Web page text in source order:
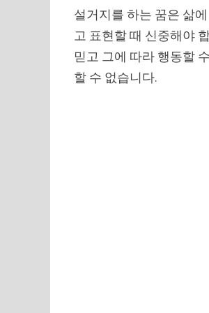
설거지를 하는 꿈은 삶
고 표현할 때 신중해야
믿고 그에 따라 행동할
할 수 없습니다.